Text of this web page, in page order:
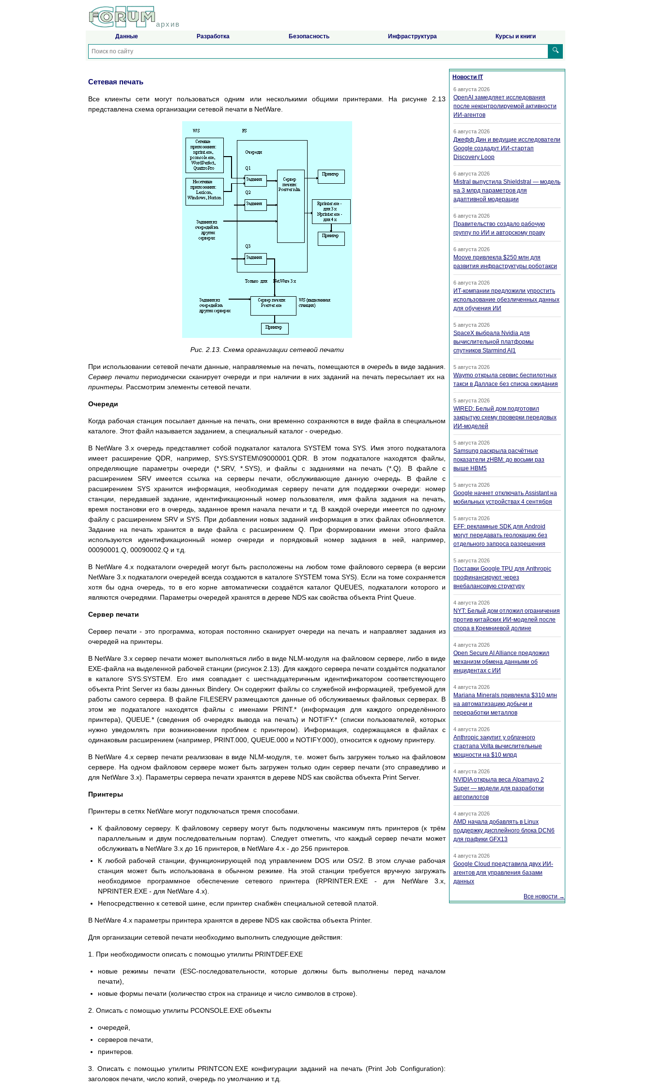
архив
Данные Разработка Безопасность Инфраструктура Курсы и книги
🔍
Сетевая печать
Все клиенты сети могут пользоваться одним или несколькими общими принтерами. На рисунке 2.13
представлена схема организации сетевой печати в NetWare.
Рис. 2.13. Схема организации сетевой печати
При использовании сетевой печати данные, направляемые на печать, помещаются в очередьв виде задания.
Сервер печатипериодически сканирует очереди и при наличии в них заданий на печать пересылает их на
принтеры . Рассмотрим элементы сетевой печати.
Очереди
Когда рабочая станция посылает данные на печать, они временно сохраняются в виде файла в специальном
каталоге. Этот файл называется заданием, а специальный каталог - очередью.
В NetWare 3.х очередь представляет собой подкаталог каталога SYSTEM тома SYS. Имя этого подкаталога
имеет расширение QDR, например, SYS:SYSTEM\09000001.QDR. В этом подкаталоге находятся файлы,
определяющие параметры очереди (*.SRV, *.SYS), и файлы с заданиями на печать (*.Q). В файле с
расширением SRV имеется ссылка на серверы печати, обслуживающие данную очередь. В файле с
расширением SYS хранится информация, необходимая серверу печати для поддержки очереди: номер
станции, передавшей задание, идентификационный номер пользователя, имя файла задания на печать,
время постановки его в очередь, заданное время начала печати и т.д. В каждой очереди имеется по одному
файлу с расширением SRV и SYS. При добавлении новых заданий информация в этих файлах обновляется.
Задание на печать хранится в виде файла с расширением Q. При формировании имени этого файла
используются идентификационный номер очереди и порядковый номер задания в ней, например,
00090001.Q, 00090002.Q и т.д.
В NetWare 4.х подкаталоги очередей могут быть расположены на любом томе файлового сервера (в версии
NetWare 3.х подкаталоги очередей всегда создаются в каталоге SYSTEM тома SYS). Если на томе сохраняется
хотя бы одна очередь, то в его корне автоматически создаётся каталог QUEUES, подкаталоги которого и
являются очередями. Параметры очередей хранятся в дереве NDS как свойства объекта Print Queue.
Сервер печати
Сервер печати - это программа, которая постоянно сканирует очереди на печать и направляет задания из
очередей на принтеры.
В NetWare 3.х сервер печати может выполняться либо в виде NLM-модуля на файловом сервере, либо в виде
EXE-файла на выделенной рабочей станции (рисунок 2.13). Для каждого сервера печати создаётся подкаталог
в каталоге SYS:SYSTEM. Его имя совпадает с шестнадцатеричным идентификатором соответствующего
объекта Print Server из базы данных Bindery. Он содержит файлы со служебной информацией, требуемой для
работы самого сервера. В файле FILESERV размещаются данные об обслуживаемых файловых серверах. В
этом же подкаталоге находятся файлы с именами PRINT.* (информация для каждого определённого
принтера), QUEUE.* (сведения об очередях вывода на печать) и NOTIFY.* (списки пользователей, которых
нужно уведомлять при возникновении проблем с принтером). Информация, содержащаяся в файлах с
одинаковым расширением (например, PRINT.000, QUEUE.000 и NOTIFY.000), относится к одному принтеру.
В NetWare 4.х сервер печати реализован в виде NLM-модуля, т.е. может быть загружен только на файловом
сервере. На одном файловом сервере может быть загружен только один сервер печати (это справедливо и
для NetWare 3.х). Параметры сервера печати хранятся в дереве NDS как свойства объекта Print Server.
Принтеры
Принтеры в сетях NetWare могут подключаться тремя способами.
К файловому серверу. К файловому серверу могут быть подключены максимум пять принтеров (к трём
параллельным и двум последовательным портам). Следует отметить, что каждый сервер печати может
обслуживать в NetWare 3.х до 16 принтеров, в NetWare 4.х - до 256 принтеров.
К любой рабочей станции, функционирующей под управлением DOS или OS/2. В этом случае рабочая
станция может быть использована в обычном режиме. На этой станции требуется вручную загружать
необходимое программное обеспечение сетевого принтера (RPRINTER.EXE - для NetWare 3.х,
NPRINTER.EXE - для NetWare 4.х).
Непосредственно к сетевой шине, если принтер снабжён специальной сетевой платой.
В NetWare 4.х параметры принтера хранятся в дереве NDS как свойства объекта Printer.
Для организации сетевой печати необходимо выполнить следующие действия:
1. При необходимости описать с помощью утилиты PRINTDEF.EXE
новые режимы печати (ESC-последовательности, которые должны быть выполнены перед началом
печати),
новые формы печати (количество строк на странице и число символов в строке).
2. Описать с помощью утилиты PCONSOLE.EXE объекты
очередей,
серверов печати,
принтеров.
3. Описать с помощью утилиты PRINTCON.EXE конфигурации заданий на печать (Print Job Configuration):
заголовок печати, число копий, очередь по умолчанию и т.д.
Новости IT
6 августа 2026
OpenAI замедляет исследования
после неконтролируемой активности
ИИ-агентов
6 августа 2026
Джефф Дин и ведущие исследователи
Google создадут ИИ-стартап
Discovery Loop
6 августа 2026
Mistral выпустила Shieldstral — модель
на 3 млрд параметров для
адаптивной модерации
6 августа 2026
Правительство создало рабочую
группу по ИИ и авторскому праву
6 августа 2026
Moove привлекла $250 млн для
развития инфраструктуры роботакси
6 августа 2026
ИТ-компании предложили упростить
использование обезличенных данных
для обучения ИИ
5 августа 2026
SpaceX выбрала Nvidia для
вычислительной платформы
спутников Starmind AI1
5 августа 2026
Waymo открыла сервис беспилотных
такси в Далласе без списка ожидания
5 августа 2026
WIRED: Белый дом подготовил
закрытую схему проверки передовых
ИИ-моделей
5 августа 2026
Samsung раскрыла расчётные
показатели zHBM: до восьми раз
выше HBM5
5 августа 2026
Google начнет отключать Assistant на
мобильных устройствах 4 сентября
5 августа 2026
EFF: рекламные SDK для Android
могут передавать геолокацию без
отдельного запроса разрешения
5 августа 2026
Поставки Google TPU для Anthropic
профинансируют через
внебалансовую структуру
4 августа 2026
NYT: Белый дом отложил ограничения
против китайских ИИ-моделей после
спора в Кремниевой долине
4 августа 2026
Open Secure AI Alliance предложил
механизм обмена данными об
инцидентах с ИИ
4 августа 2026
Mariana Minerals привлекла $310 млн
на автоматизацию добычи и
переработки металлов
4 августа 2026
Anthropic закупит у облачного
стартапа Volta вычислительные
мощности на $10 млрд
4 августа 2026
NVIDIA открыла веса Alpamayo 2
Super — модели для разработки
автопилотов
4 августа 2026
AMD начала добавлять в Linux
поддержку дисплейного блока DCN6
для графики GFX13
4 августа 2026
Google Cloud представила двух ИИ-
агентов для управления базами
данных
Все новости →